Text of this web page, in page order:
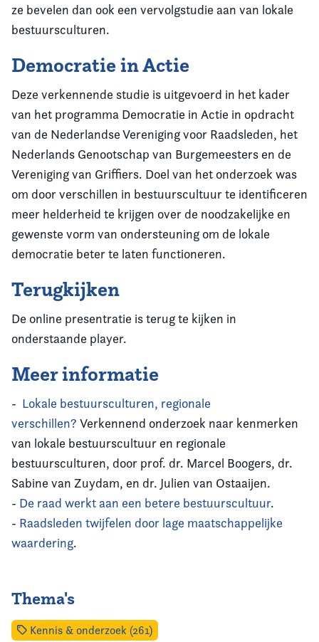
ze bevelen dan ook een vervolgstudie aan van lokale
bestuursculturen.
Democratie in Actie
Deze verkennende studie is uitgevoerd in het kader
van het programma Democratie in Actie in opdracht
van de Nederlandse Vereniging voor Raadsleden, het
Nederlands Genootschap van Burgemeesters en de
Vereniging van Griffiers. Doel van het onderzoek was
om door verschillen in bestuurscultuur te identificeren
meer helderheid te krijgen over de noodzakelijke en
gewenste vorm van ondersteuning om de lokale
democratie beter te laten functioneren.
Terugkijken
De online presentratie is terug te kijken in
onderstaande player.
Meer informatie
- Lokale bestuursculturen, regionale
verschillen? Verkennend onderzoek naar kenmerken
van lokale bestuurscultuur en regionale
bestuursculturen, door prof. dr. Marcel Boogers, dr.
Sabine van Zuydam, en dr. Julien van Ostaaijen.
- De raad werkt aan een betere bestuurscultuur.
- Raadsleden twijfelen door lage maatschappelijke
waardering.
Thema's
Kennis & onderzoek (261)